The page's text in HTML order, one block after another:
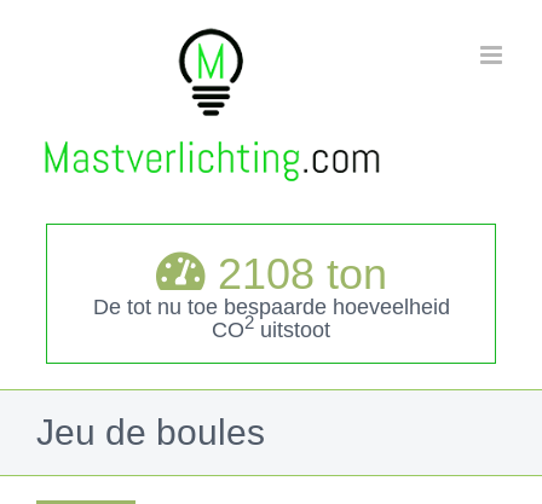
2108 ton
De tot nu toe bespaarde hoeveelheid
CO2 uitstoot
Jeu de boules